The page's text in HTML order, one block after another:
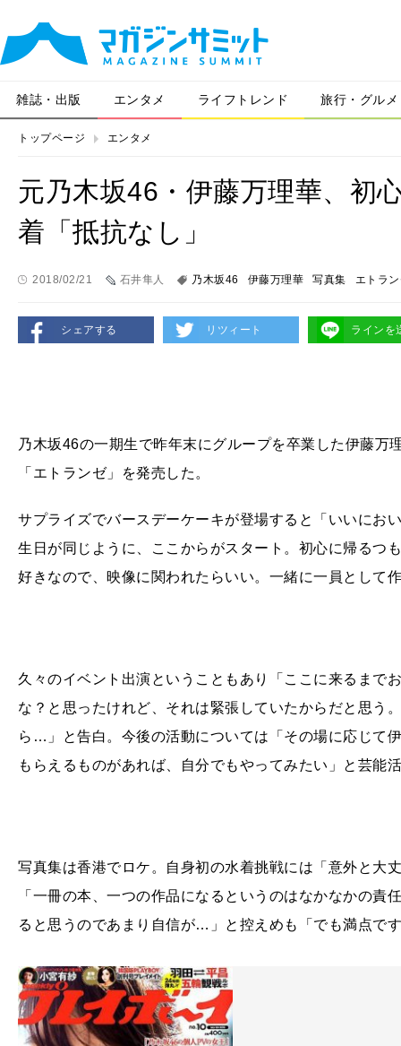
雑誌・出版 エンタメ ライフトレンド 旅行・グルメ
トップページ エンタメ
元乃木坂46・伊藤万理華、初
着「抵抗なし」
2018/02/21 石井隼人 乃木坂46 伊藤万理華 写真集 エトラ
シェアする リツィート ラインを
乃木坂46の一期生で昨年末にグループを卒業した伊藤
「エトランゼ」を発売した。
サプライズでバースデーケーキが登場すると「いいにお
生日が同じように、ここからがスタート。初心に帰るつ
好きなので、映像に関われたらいい。一緒に一員として
久々のイベント出演ということもあり「ここに来るまで
な？と思ったけれど、それは緊張していたからだと思う
ら…」と告白。今後の活動については「その場に応じて
もらえるものがあれば、自分でもやってみたい」と芸能
写真集は香港でロケ。自身初の水着挑戦には「意外と大
「一冊の本、一つの作品になるというのはなかなかの
ると思うのであまり自信が…」と控えめも「でも満点で